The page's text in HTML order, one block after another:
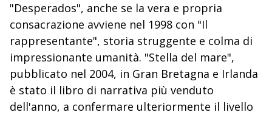
"Desperados", anche se la vera e propria
consacrazione avviene nel 1998 con "Il
rappresentante", storia struggente e colma di
impressionante umanità. "Stella del mare",
pubblicato nel 2004, in Gran Bretagna e Irlanda
è stato il libro di narrativa più venduto
dell'anno, a confermare ulteriormente il livello